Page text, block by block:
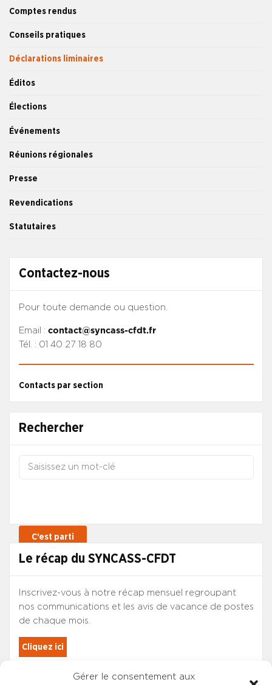
Gérer le consentement aux
Comptes rendus
Conseils pratiques
Déclarations liminaires
Éditos
Élections
Événements
Réunions régionales
Presse
Revendications
Statutaires
Contactez-nous
Pour toute demande ou question.
Email : contact@syncass-cfdt.fr
Tél. : 01 40 27 18 80
Contacts par section
Rechercher
Le récap du SYNCASS-CFDT
Inscrivez-vous à notre récap mensuel regroupant
nos communications et les avis de vacance de postes
de chaque mois.
Cliquez ici
Les adhérents du SYNCASS-CFDT